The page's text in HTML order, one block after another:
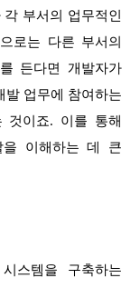
부서의 업무적인
로는 다른 부서의
든다면 개발자가
발 업무에 참여하는
것이죠. 이를 통해
이해하는 데 큰
스템을 구축하는